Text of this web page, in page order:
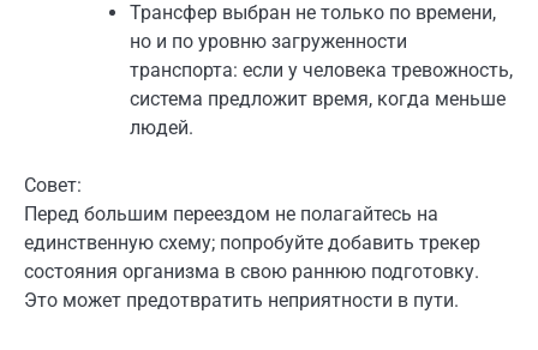
Трансфер выбран не только по времени,
но и по уровню загруженности
транспорта: если у человека тревожность,
система предложит время, когда меньше
людей.
Совет:
Перед большим переездом не полагайтесь на
единственную схему; попробуйте добавить трекер
состояния организма в свою раннюю подготовку.
Это может предотвратить неприятности в пути.